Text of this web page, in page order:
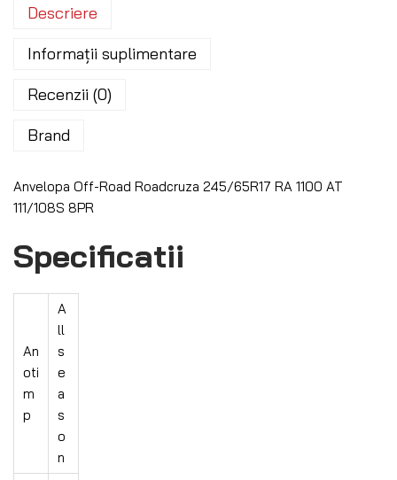
Descriere
Informații suplimentare
Recenzii (0)
Brand
Anvelopa Off-Road Roadcruza 245/65R17 RA 1100 AT
111/108S 8PR
Specificatii
An
oti
m
p
A
ll
s
e
a
s
o
n